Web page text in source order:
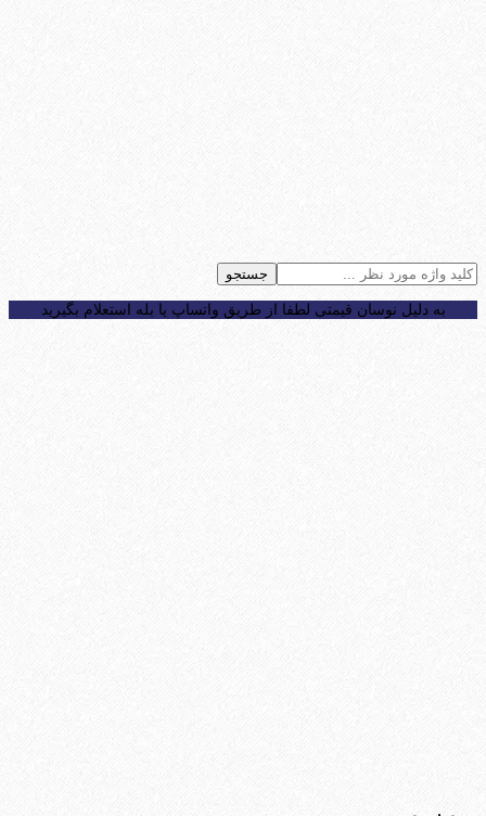
جستجو
به دلیل نوسان قیمتی لطفا از طریق واتساپ یا بله استعلام بگیرید